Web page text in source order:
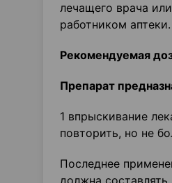
лечащего врача
работником аптеки.
Рекомендуемая
Препарат
1 впрыскивание
повторить, но не
Последнее
должна